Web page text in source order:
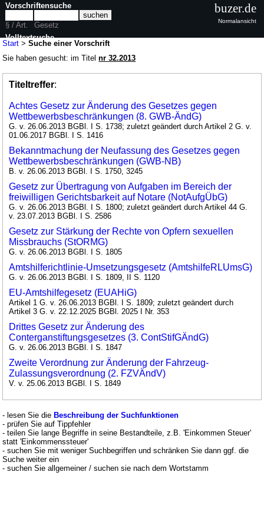
Start >Suche einer Vorschrift
Sie haben gesucht: im Titelnr 32.2013
Titeltreffer:
Achtes Gesetz zur Änderung des Gesetzes gegen
Wettbewerbsbeschränkungen (8. GWB-ÄndG)
G. v. 26.06.2013 BGBl. I S. 1738; zuletzt geändert durch Artikel 2 G. v.
01.06.2017 BGBl. I S. 1416
Bekanntmachung der Neufassung des Gesetzes gegen
Wettbewerbsbeschränkungen (GWB-NB)
B. v. 26.06.2013 BGBl. I S. 1750, 3245
Gesetz zur Übertragung von Aufgaben im Bereich der
freiwilligen Gerichtsbarkeit auf Notare (NotAufgÜbG)
G. v. 26.06.2013 BGBl. I S. 1800; zuletzt geändert durch Artikel 44 G.
v. 23.07.2013 BGBl. I S. 2586
Gesetz zur Stärkung der Rechte von Opfern sexuellen
Missbrauchs (StORMG)
G. v. 26.06.2013 BGBl. I S. 1805
Amtshilferichtlinie-Umsetzungsgesetz (AmtshilfeRLUmsG)
G. v. 26.06.2013 BGBl. I S. 1809, II S. 1120
EU-Amtshilfegesetz (EUAHiG)
Artikel 1 G. v. 26.06.2013 BGBl. I S. 1809; zuletzt geändert durch
Artikel 3 G. v. 22.12.2025 BGBl. 2025 I Nr. 353
Drittes Gesetz zur Änderung des
Conterganstiftungsgesetzes (3. ContStifGÄndG)
G. v. 26.06.2013 BGBl. I S. 1847
Zweite Verordnung zur Änderung der Fahrzeug-
Zulassungsverordnung (2. FZVÄndV)
V. v. 25.06.2013 BGBl. I S. 1849
- lesen Sie dieBeschreibung der Suchfunktionen
- prüfen Sie auf Tippfehler
- teilen Sie lange Begriffe in seine Bestandteile, z.B. 'Einkommen Steuer'
statt 'Einkommenssteuer'
- suchen Sie mit weniger Suchbegriffen und schränken Sie dann ggf. die
Suche weiter ein
- suchen Sie allgemeiner / suchen sie nach dem Wortstamm
Vorschriftensuche
§ / Art.
Gesetz
Volltextsuche
buzer.de
Normalansicht